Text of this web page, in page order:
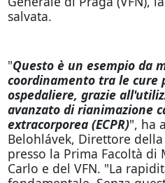
salvata.
"Questo è un esempio da
coordinamento tra le cure
ospedaliere, grazie
avanzato di rianimazione
extracorporea (ECPR)", ha
Belohlávek, Direttore
presso la Prima Facoltà
Carlo e del VFN. "La